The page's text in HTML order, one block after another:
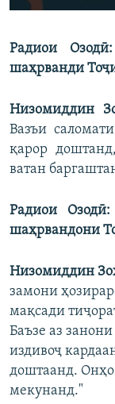
Auto
Радиои
шаҳрванди
Низомиддин
Вазъи
қарор
ватан
Радиои
шаҳрвандони
Низомиддин
замони
мақсади
Баъзе аз
издивоҷ
доштаанд. Онҳо
мекунанд."